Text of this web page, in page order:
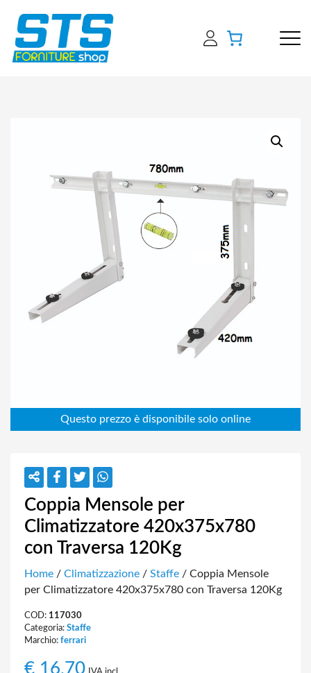
Coppia Mensole per
Climatizzatore 420x375x780
con Traversa 120Kg
Home / Climatizzazione / Staffe / Coppia Mensole
per Climatizzatore 420x375x780 con Traversa 120Kg
COD: 117030
Categoria: Staffe
Marchio: ferrari
€ 16,70